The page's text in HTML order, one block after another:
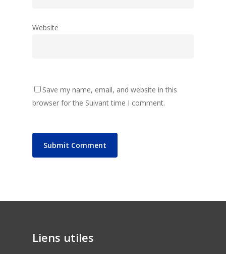
Website
Save my name, email, and website in this
browser for the Suivant time I comment.
Liens utiles